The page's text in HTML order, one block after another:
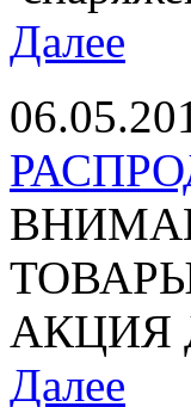
Далее
ТОВАРЫ
АКЦИЯ
Далее